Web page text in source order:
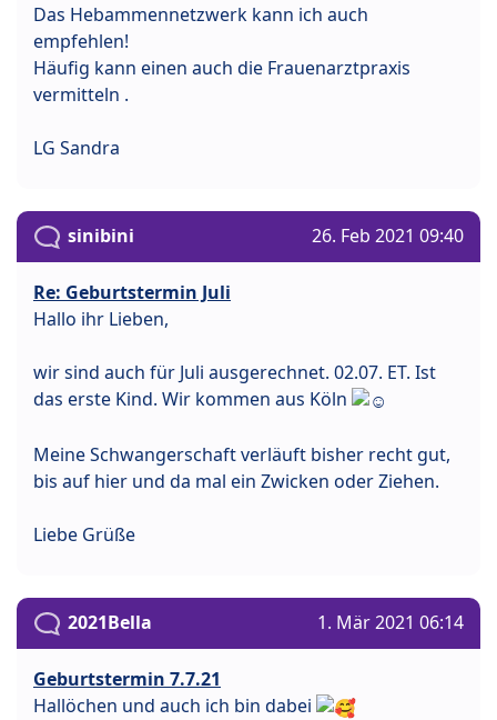
Das Hebammennetzwerk kann ich auch
empfehlen!
Häufig kann einen auch die Frauenarztpraxis
vermitteln .
LG Sandra
sinibini 26. Feb 2021 09:40
Re: Geburtstermin Juli
Hallo ihr Lieben,
wir sind auch für Juli ausgerechnet. 02.07. ET. Ist
das erste Kind. Wir kommen aus Köln
Meine Schwangerschaft verläuft bisher recht gut,
bis auf hier und da mal ein Zwicken oder Ziehen.
Liebe Grüße
2021Bella 1. Mär 2021 06:14
Geburtstermin 7.7.21
Hallöchen und auch ich bin dabei